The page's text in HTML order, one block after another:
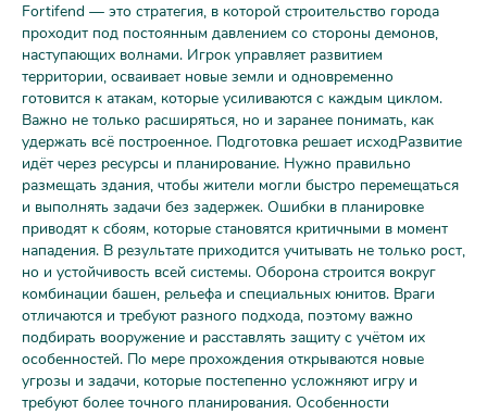
Fortifend — это стратегия, в которой строительство города
проходит под постоянным давлением со стороны демонов,
наступающих волнами. Игрок управляет развитием
территории, осваивает новые земли и одновременно
готовится к атакам, которые усиливаются с каждым циклом.
Важно не только расширяться, но и заранее понимать, как
удержать всё построенное. Подготовка решает исходРазвитие
идёт через ресурсы и планирование. Нужно правильно
размещать здания, чтобы жители могли быстро перемещаться
и выполнять задачи без задержек. Ошибки в планировке
приводят к сбоям, которые становятся критичными в момент
нападения. В результате приходится учитывать не только рост,
но и устойчивость всей системы. Оборона строится вокруг
комбинации башен, рельефа и специальных юнитов. Враги
отличаются и требуют разного подхода, поэтому важно
подбирать вооружение и расставлять защиту с учётом их
особенностей. По мере прохождения открываются новые
угрозы и задачи, которые постепенно усложняют игру и
требуют более точного планирования. Особенности